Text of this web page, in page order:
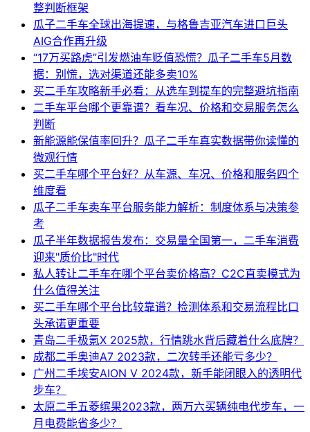
整判断框架
瓜子二手车全球出海提速，与格鲁吉亚汽车进口巨头
AIG合作再升级
“17万买路虎”引发燃油车贬值恐慌？瓜子二手车5月数
据：别慌，选对渠道还能多卖10%
买二手车攻略新手必看：从选车到提车的完整避坑指南
二手车平台哪个更靠谱？看车况、价格和交易服务怎么
判断
新能源能保值率回升？瓜子二手车真实数据带你读懂的
微观行情
买二手车哪个平台好？从车源、车况、价格和服务四个
维度看
瓜子二手车卖车平台服务能力解析：制度体系与决策参
考
瓜子半年数据报告发布：交易量全国第一，二手车消费
迎来"质价比"时代
私人转让二手车在哪个平台卖价格高？C2C直卖模式为
什么值得关注
买二手车哪个平台比较靠谱？检测体系和交易流程比口
头承诺更重要
青岛二手极氪X 2025款，行情跳水背后藏着什么底牌？
成都二手奥迪A7 2023款，二次转手还能亏多少？
广州二手埃安AION V 2024款，新手能闭眼入的透明代
步车？
太原二手五菱缤果2023款，两万六买辆纯电代步车，一
月电费能省多少？